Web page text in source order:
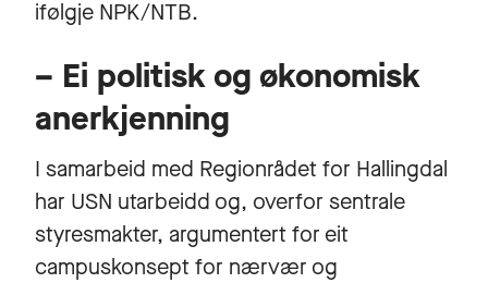
ifølgje NPK/NTB.
– Ei politisk og økonomisk
anerkjenning
I samarbeid med Regionrådet for Hallingdal
har USN utarbeidd og, overfor sentrale
styresmakter, argumentert for eit
campuskonsept for nærvær og